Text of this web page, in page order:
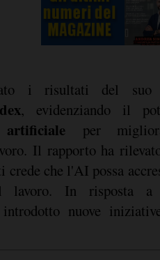
i risultati del suo
, evidenziando il
per
Il rapporto ha
crede che l'AI possa
lavoro. In risposta a
nuove